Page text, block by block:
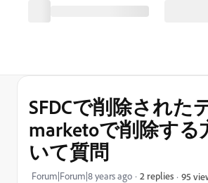
SFDCで削除された
marketoで削除する
いて質問
Forum|Forum|8 years ago 2 replies 95